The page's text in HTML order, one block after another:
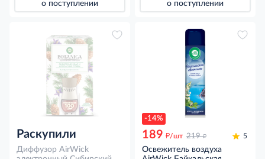
о поступлении
о поступлении
Раскупили
Диффузор AirWick
-14%
189 д/шт 219 д 5
Освежитель воздуха